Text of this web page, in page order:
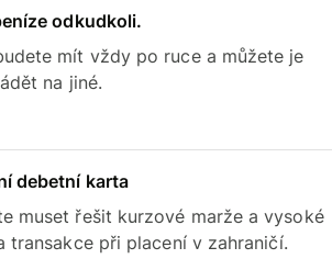
odkudkoli.
mít vždy po ruce a můžete je
na jiné.
debetní karta
muset řešit kurzové marže a vysoké
transakce při placení v zahraničí.